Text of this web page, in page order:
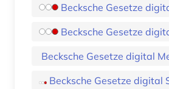
Becksche Gesetze
Becksche Gesetze
Becksche Gesetze digital
Becksche Gesetze digital